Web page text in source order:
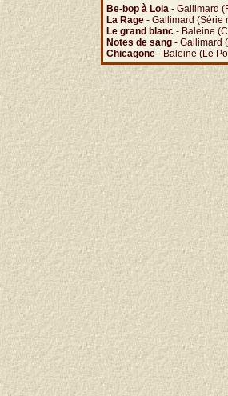
Be-bop à Lola - Gallimard
La Rage - Gallimard (Série
Le grand blanc - Baleine
Notes de sang - Gallimard
Chicagone - Baleine (Le